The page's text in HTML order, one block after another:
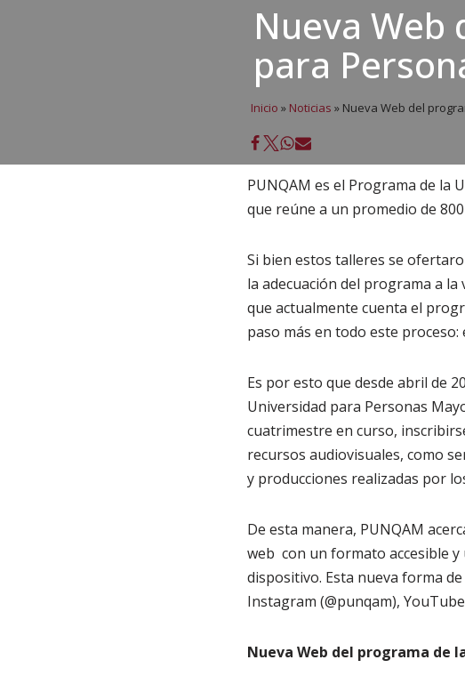
Nueva Web
para
Inicio » Noticias » Nueva Web del
PUNQAM es el Programa de la
que reúne a un promedio de
Si bien estos talleres se
la adecuación del programa a
que actualmente cuenta el
paso más en todo este
Es por esto que desde abril de
Universidad para Personas
cuatrimestre en curso,
recursos audiovisuales, como
y producciones realizadas por
De esta manera, PUNQAM
web con un formato accesible y
dispositivo. Esta nueva forma
Instagram (@punqam),
Nueva Web del programa de